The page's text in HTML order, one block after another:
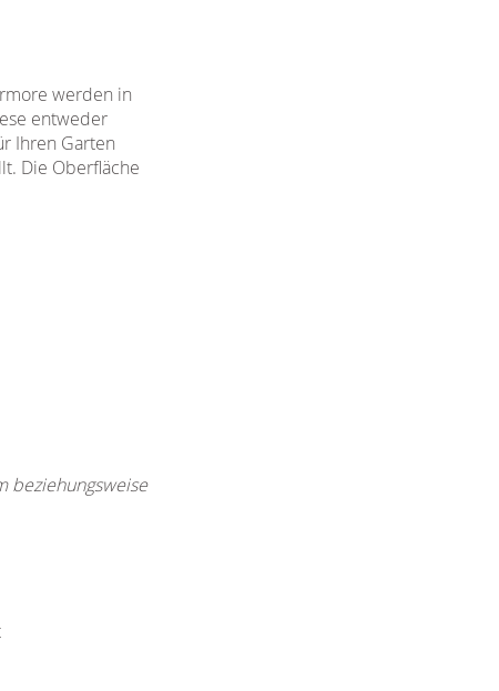
werden in
entweder
Ihren Garten
Die Oberfläche
beziehungsweise